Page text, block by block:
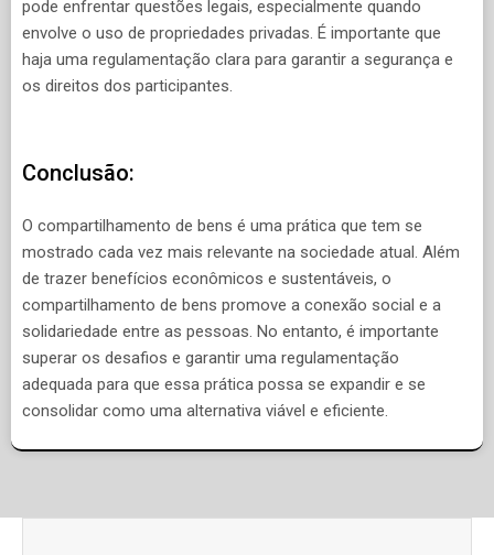
pode enfrentar questões legais, especialmente quando
envolve o uso de propriedades privadas. É importante que
haja uma regulamentação clara para garantir a segurança e
os direitos dos participantes.
Conclusão:
O compartilhamento de bens é uma prática que tem se
mostrado cada vez mais relevante na sociedade atual. Além
de trazer benefícios econômicos e sustentáveis, o
compartilhamento de bens promove a conexão social e a
solidariedade entre as pessoas. No entanto, é importante
superar os desafios e garantir uma regulamentação
adequada para que essa prática possa se expandir e se
consolidar como uma alternativa viável e eficiente.